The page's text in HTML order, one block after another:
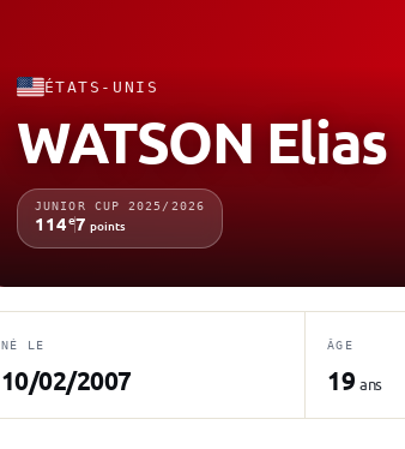
ÉTATS-UNIS
WATSON Elias
JUNIOR CUP 2025/2026
114e7 points
NÉ LE
10/02/2007
ÂGE
19 ans